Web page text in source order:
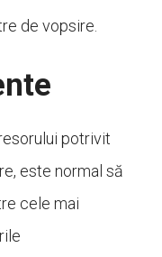
de vopsire.
potrivit
este normal să
cele mai